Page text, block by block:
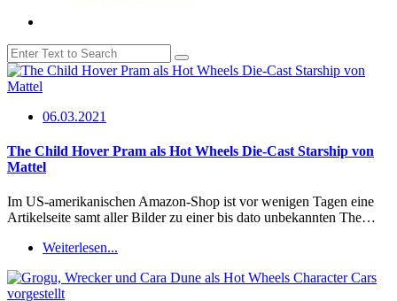
06.03.2021
The Child Hover Pram als Hot Wheels Die-Cast Starship von
Mattel
Im US-amerikanischen Amazon-Shop ist vor wenigen Tagen eine
Artikelseite samt aller Bilder zu einer bis dato unbekannten The…
Weiterlesen...